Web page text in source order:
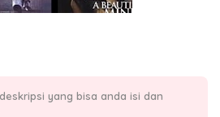
yang bisa anda isi dan